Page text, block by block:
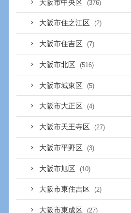
大阪市中央区 (376)
大阪市住之江区 (2)
大阪市住吉区 (7)
大阪市北区 (516)
大阪市城東区 (5)
大阪市大正区 (4)
大阪市天王寺区 (27)
大阪市平野区 (3)
大阪市旭区 (10)
大阪市東住吉区 (2)
大阪市東成区 (27)